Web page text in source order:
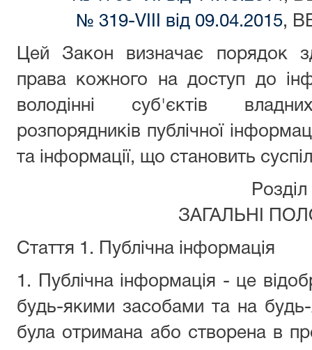
№ 319-VIII від 09.04.2015,
Цей Закон визначає порядок
права кожного на доступ до
володінні суб'єктів
розпорядників публічної
та інформації, що становить
Розділ
ЗАГАЛЬНІ
Стаття 1. Публічна інформація
1. Публічна інформація - це
будь-якими засобами та на
була отримана або створена в